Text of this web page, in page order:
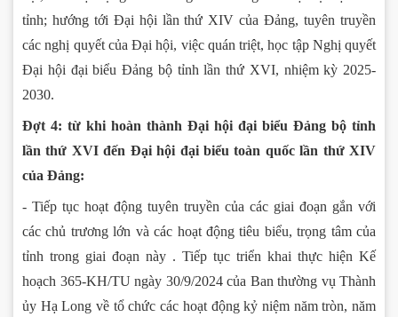
tỉnh; hướng tới Đại hội lần thứ XIV của Đảng, tuyên truyền
các nghị quyết của Đại hội, việc quán triệt, học tập Nghị quyết
Đại hội đại biểu Đảng bộ tỉnh lần thứ XVI, nhiệm kỳ 2025-
2030.
Đợt 4: từ khi hoàn thành Đại hội đại biểu Đảng bộ tỉnh
lần thứ XVI đến Đại hội đại biểu toàn quốc lần thứ XIV
của Đảng:
- Tiếp tục hoạt động tuyên truyền của các giai đoạn gắn với
các chủ trương lớn và các hoạt động tiêu biểu, trọng tâm của
tỉnh trong giai đoạn này . Tiếp tục triển khai thực hiện Kế
hoạch 365-KH/TU ngày 30/9/2024 của Ban thường vụ Thành
ủy Hạ Long về tổ chức các hoạt động kỷ niệm năm tròn, năm